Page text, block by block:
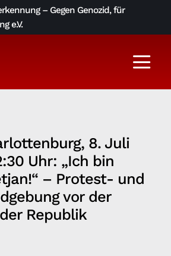
– Gegen Genozid, für
e.V.
Über uns
AGA-Archiv
Literatur und Links
8. Juli
Uhr: „Ich bin
– Protest- und
vor der
Republik